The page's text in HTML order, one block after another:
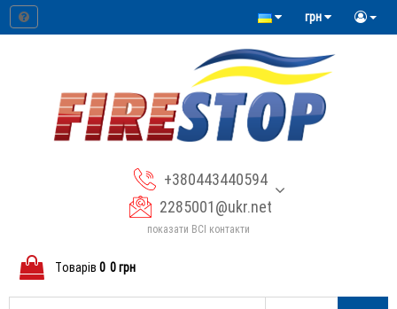
грн
+380443440594
2285001@ukr.net
показати ВСІ контакти
Tоварів 0 0 грн